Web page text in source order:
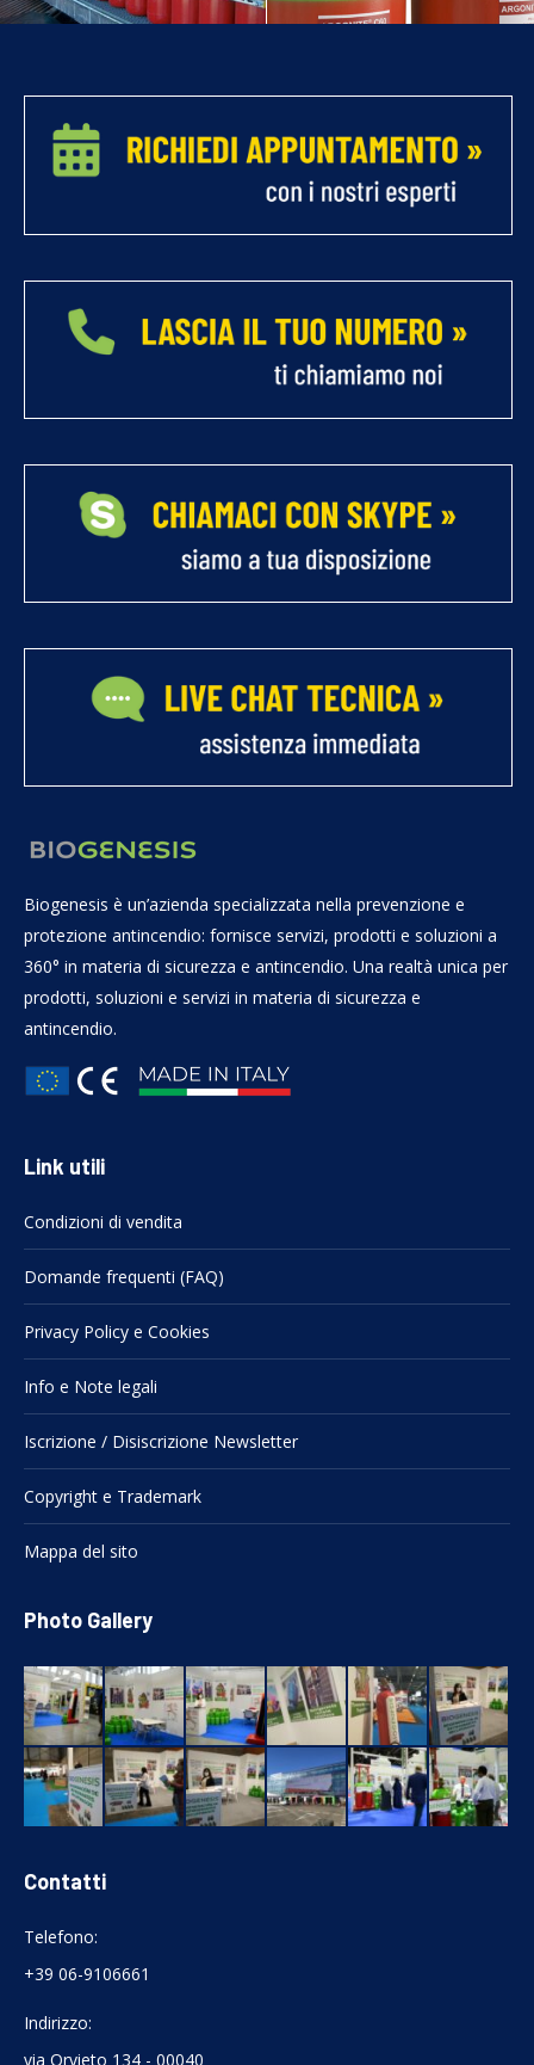
Biogenesis è un’azienda specializzata nella prevenzione e
protezione antincendio: fornisce servizi, prodotti e soluzioni a
360° in materia di sicurezza e antincendio. Una realtà unica per
prodotti, soluzioni e servizi in materia di sicurezza e
antincendio.
Link utili
Condizioni di vendita
Domande frequenti (FAQ)
Privacy Policy e Cookies
Info e Note legali
Iscrizione / Disiscrizione Newsletter
Copyright e Trademark
Mappa del sito
Photo Gallery
Contatti
Telefono:
+39 06-9106661
Indirizzo:
via Orvieto 134 - 00040